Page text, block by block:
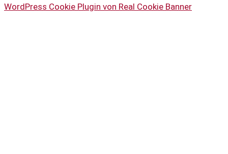
WordPress Cookie Plugin von Real Cookie Banner